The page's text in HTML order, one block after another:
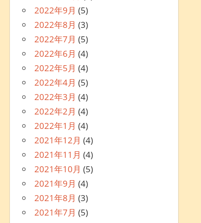
2022年9月 (5)
2022年8月 (3)
2022年7月 (5)
2022年6月 (4)
2022年5月 (4)
2022年4月 (5)
2022年3月 (4)
2022年2月 (4)
2022年1月 (4)
2021年12月 (4)
2021年11月 (4)
2021年10月 (5)
2021年9月 (4)
2021年8月 (3)
2021年7月 (5)